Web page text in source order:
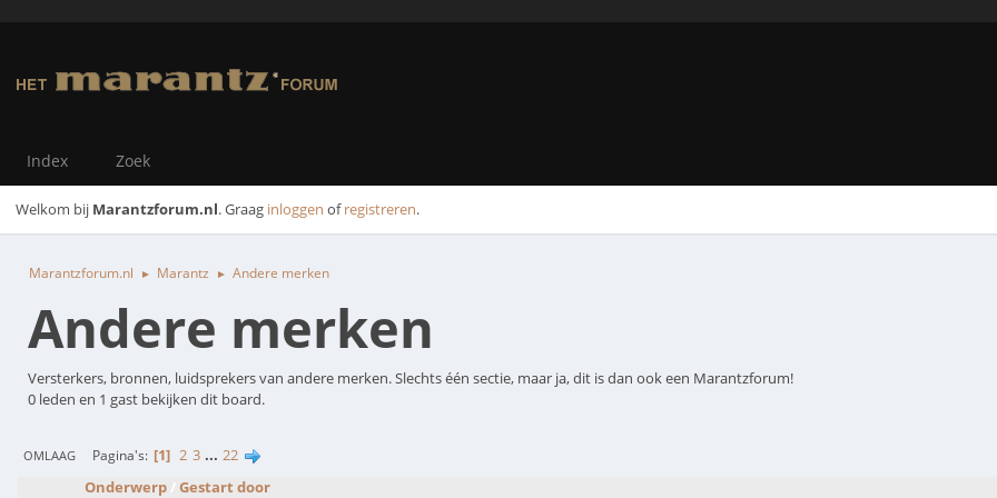
Index Zoek
Welkom bij Marantzforum.nl. Graag inloggen ofregistreren.
Marantzforum.nl ► Marantz ► Andere merken
Andere merken
Versterkers, bronnen, luidsprekers van andere merken. Slechts één sectie, maar ja, dit is dan ook een Marantzforum!
0 leden en 1 gast bekijken dit board.
OMLAAG Pagina's 1 2 3 ... 22
Onderwerp
Gestart door